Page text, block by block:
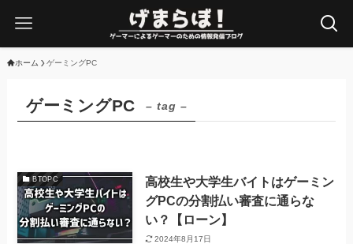
ホーム ゲーミングPC
ゲーミングPC – tag –
BTOPC
高校生や大学生バイトはゲーミン
グPCの分割払い審査に通らな
い？【ローン】
2024年8月17日